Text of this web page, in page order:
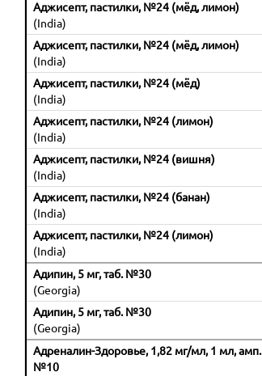
Аджисепт, пастилки, №24 (мёд, лимон)
(India)
Аджисепт, пастилки, №24 (мёд, лимон)
(India)
Аджисепт, пастилки, №24 (мёд)
(India)
Аджисепт, пастилки, №24 (лимон)
(India)
Аджисепт, пастилки, №24 (вишня)
(India)
Аджисепт, пастилки, №24 (банан)
(India)
Аджисепт, пастилки, №24 (лимон)
(India)
Адипин, 5 мг, таб. №30
(Georgia)
Адипин, 5 мг, таб. №30
(Georgia)
Адреналин-Здоровье, 1,82 мг/мл, 1 мл, амп.
№10